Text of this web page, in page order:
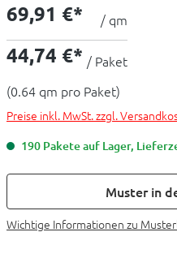
69,91 €* / qm
44,74 €* / Paket
(0.64 qm pro Paket)
Preise inkl. MwSt. zzgl.
190 Pakete auf Lager,
Muster in
Wichtige Informationen zu